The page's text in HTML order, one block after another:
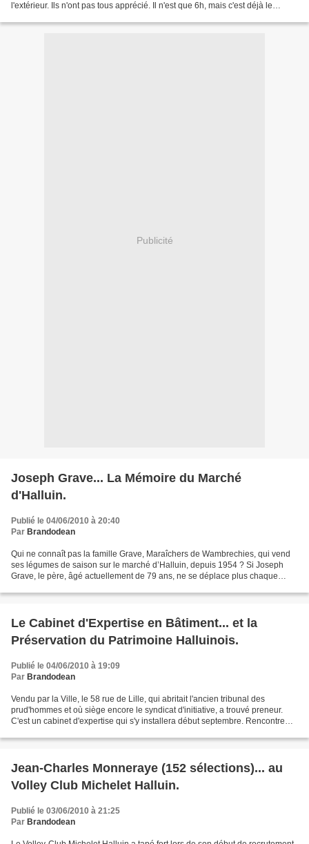
l'extérieur. Ils n'ont pas tous apprécié. Il n'est que 6h, mais c'est déjà le
Publicité
Joseph Grave... La Mémoire du Marché
d'Halluin.
Publié le 04/06/2010 à 20:40
Par Brandodean
Qui ne connaît pas la famille Grave, Maraîchers de Wambrechies, qui vend
ses légumes de saison sur le marché d’Halluin, depuis 1954 ? Si Joseph
Grave, le père, âgé actuellement de 79 ans, ne se déplace plus chaque
Le Cabinet d'Expertise en Bâtiment... et la
Préservation du Patrimoine Halluinois.
Publié le 04/06/2010 à 19:09
Par Brandodean
Vendu par la Ville, le 58 rue de Lille, qui abritait l'ancien tribunal des
prud'hommes et où siège encore le syndicat d'initiative, a trouvé preneur.
C'est un cabinet d'expertise qui s'y installera début septembre. Rencontre
Jean-Charles Monneraye (152 sélections)... au
Volley Club Michelet Halluin.
Publié le 03/06/2010 à 21:25
Par Brandodean